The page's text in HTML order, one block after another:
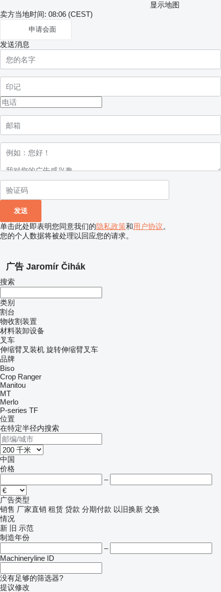
显示地图
卖方当地时间: 08:06 (CEST)
申请会面
发送消息
单击此处即表明您同意我们的隐私政策和用户协议。
您的个人数据将被处理以回应您的请求。
广告 Jaromír Čihák
搜索
类别
割台
物收割装置
材料装卸设备
叉车
伸缩臂叉装机 旋转伸缩臂叉车
品牌
Biso
Crop Ranger
Manitou
MT
Merlo
P-series TF
位置
在特定半径内搜索
中国
价格
–
广告类型
销售 厂家直销 租赁 贷款 分期付款 以旧换新 交换
情况
新 旧 示范
制造年份
–
Machineryline ID
没有足够的筛选器?
提议修改